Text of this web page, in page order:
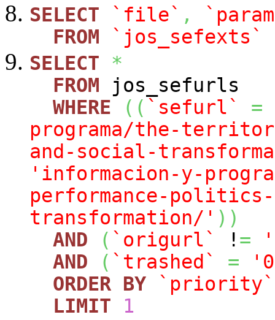
SELECT
`file` ,
FROM
`jos_sefexts`
SELECT
*
FROM jos_sefurls
WHERE
( ( `sefurl` =
programa/the-
and-social-
'informacion-y-
performance-
transformation/' ) )
AND
( `origurl` ! =
AND
( `trashed` =
ORDER BY
`priority`
LIMIT
1